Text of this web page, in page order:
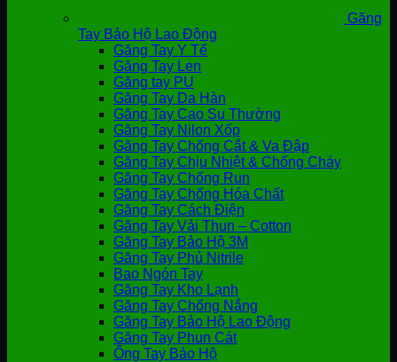
Găng
Tay Bảo Hộ Lao Động
Găng Tay Y Tế
Găng Tay Len
Găng tay PU
Găng Tay Da Hàn
Găng Tay Cao Su Thường
Găng Tay Nilon Xốp
Găng Tay Chống Cắt & Va Đập
Găng Tay Chịu Nhiệt & Chống Cháy
Găng Tay Chống Run
Găng Tay Chống Hóa Chất
Găng Tay Cách Điện
Găng Tay Vải Thun – Cotton
Găng Tay Bảo Hộ 3M
Găng Tay Phủ Nitrile
Bao Ngón Tay
Găng Tay Kho Lạnh
Găng Tay Chống Nắng
Găng Tay Bảo Hộ Lao Động
Găng Tay Phun Cát
Ống Tay Bảo Hộ